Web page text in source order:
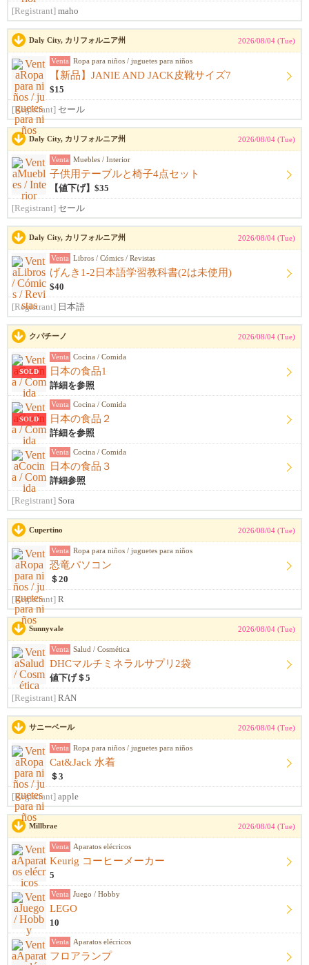
[Registrant] maho
Daly City, カリフォルニア州 2026/08/04 (Tue)
Venta Ropa para niños / juguetes para niños
【新品】JANIE AND JACK皮靴サイズ7
$15
[Registrant] セール
Daly City, カリフォルニア州 2026/08/04 (Tue)
Venta Muebles / Interior
子供用テーブルと椅子4点セット
【値下げ】$35
[Registrant] セール
Daly City, カリフォルニア州 2026/08/04 (Tue)
Venta Libros / Cómics / Revistas
げんき1-2日本語学習教科書(2は未使用)
$40
[Registrant] 日本語
クパチーノ 2026/08/04 (Tue)
SOLD
Venta Cocina / Comida
日本の食品1
詳細を参照
SOLD
Venta Cocina / Comida
日本の食品２
詳細を参照
Venta Cocina / Comida
日本の食品３
詳細参照
[Registrant] Sora
Cupertino 2026/08/04 (Tue)
Venta Ropa para niños / juguetes para niños
恐竜パソコン
＄20
[Registrant] R
Sunnyvale 2026/08/04 (Tue)
Venta Salud / Cosmética
DHCマルチミネラルサプリ2袋
値下げ＄5
[Registrant] RAN
サニーベール 2026/08/04 (Tue)
Venta Ropa para niños / juguetes para niños
Cat&Jack 水着
＄3
[Registrant] apple
Millbrae 2026/08/04 (Tue)
Venta Aparatos elécricos
Keurig コーヒーメーカー
5
Venta Juego / Hobby
LEGO
10
Venta Aparatos elécricos
フロアランプ